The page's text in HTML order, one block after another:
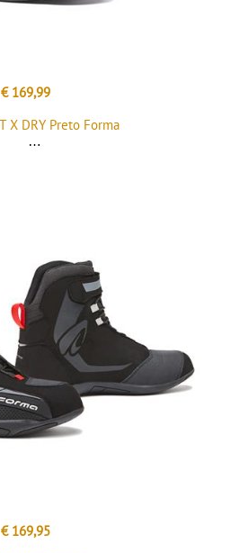
€ 169,99
Botas SWIFT X DRY Preto Forma
€ 169,95